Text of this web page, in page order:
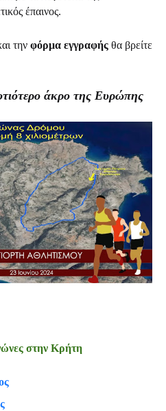
έπαινος.
την φόρμα εγγραφής θα βρείτε
άκρο της Ευρώπης
στην Κρήτη